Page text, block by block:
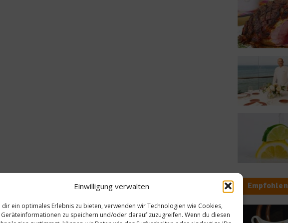
Einwilligung verwalten
dir ein optimales Erlebnis zu bieten, verwenden wir Technologien wie Cookies,
Geräteinformationen zu speichern und/oder darauf zuzugreifen. Wenn du diesen
Empfohlen